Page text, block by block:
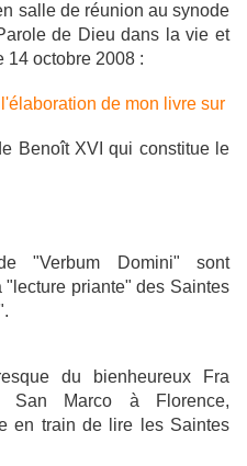
salle de réunion au synode
de Dieu dans la vie et
14 octobre 2008 :
de mon livre sur
Benoît XVI qui constitue le
"Verbum Domini" sont
priante" des Saintes
du bienheureux Fra
San Marco à Florence,
en train de lire les Saintes